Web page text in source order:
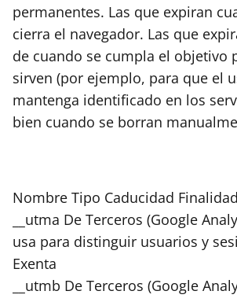
permanentes. Las que expiran
cierra el navegador. Las que
de cuando se cumpla el objetivo
sirven (por ejemplo, para que el
mantenga identificado en los
bien cuando se borran
Nombre Tipo Caducidad
__utma De Terceros (Google
usa para distinguir usuarios y
Exenta
__utmb De Terceros (Google